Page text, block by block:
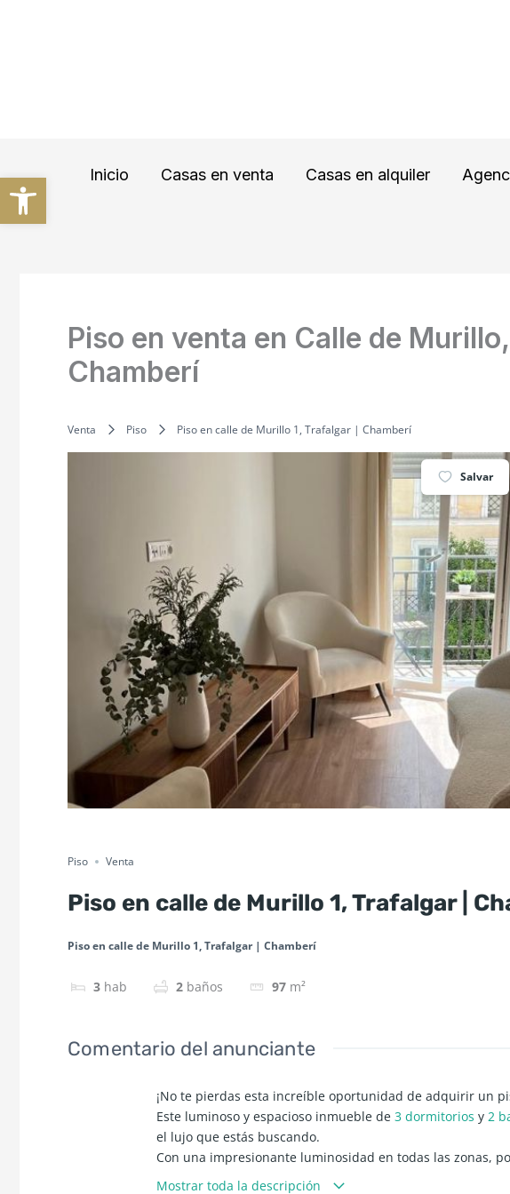
Abrir barra de herramientas
Inicio Casas en venta Casas en alquiler
Piso en venta en Calle de Murillo,
Chamberí
Venta Piso Piso en calle de Murillo 1, Trafalgar | Chamberí
Salvar
Piso Venta
Piso en calle de Murillo 1, Trafalgar |
Piso en calle de Murillo 1, Trafalgar | Chamberí
3 hab 2 baños 97 m²
Comentario del anunciante
¡No te pierdas esta increíble oportunidad de adquirir un
Este luminoso y espacioso inmueble de 3 dormitorios y 2
el lujo que estás buscando.
Con una impresionante luminosidad en todas las zonas,
la plaza de Olavide desde los dos balcones que ofrece este
Mostrar toda la descripción